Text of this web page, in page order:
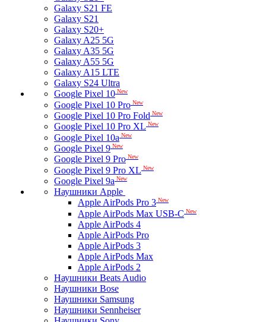
Galaxy S21 FE
Galaxy S21
Galaxy S20+
Galaxy A25 5G
Galaxy A35 5G
Galaxy A55 5G
Galaxy A15 LTE
Galaxy S24 Ultra
Google Pixel 10 New
Google Pixel 10 Pro New
Google Pixel 10 Pro Fold New
Google Pixel 10 Pro XL New
Google Pixel 10a New
Google Pixel 9 New
Google Pixel 9 Pro New
Google Pixel 9 Pro XL New
Google Pixel 9a New
Наушники Apple
Apple AirPods Pro 3 New
Apple AirPods Max USB-C New
Apple AirPods 4
Apple AirPods Pro
Apple AirPods 3
Apple AirPods Max
Apple AirPods 2
Наушники Beats Audio
Наушники Bose
Наушники Samsung
Наушники Sennheiser